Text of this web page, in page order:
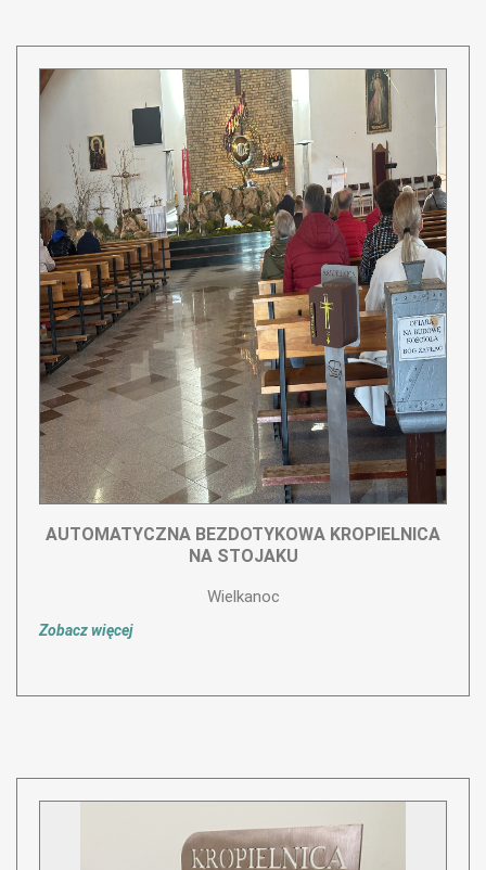
AUTOMATYCZNA BEZDOTYKOWA KROPIELNICA
NA STOJAKU
Wielkanoc
Zobacz więcej